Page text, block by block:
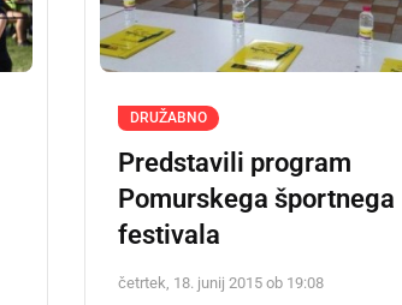
DRUŽABNO
Predstavili program
Pomurskega športnega
festivala
četrtek, 18. junij 2015 ob 19:08